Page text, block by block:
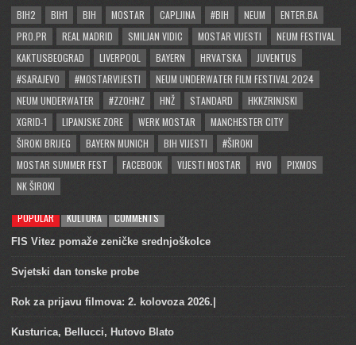
BIH2 BIH1 BIH MOSTAR CAPLJINA #BIH NEUM
ENTER.BA
PRO.PR
REAL MADRID SMILJAN VIDIC MOSTAR VIJESTI
NEUM FESTIVAL
KAKTUSBEOGRAD
LIVERPOOL BAYERN HRVATSKA
JUVENTUS
#SARAJEVO
#MOSTARVIJESTI
NEUM UNDERWATER FILM FESTIVAL 2024
NEUM UNDERWATER
#ZZOHNZ HNŽ STANDARD
HKKZRINJSKI
XGRID-1
LIPANJSKE ZORE WERK MOSTAR
MANCHESTER CITY
ŠIROKI BRIJEG
BAYERN MUNICH BIH VIJESTI
#ŠIROKI
MOSTAR SUMMER FEST
FACEBOOK VIJESTI MOSTAR HVO
PIXMOS
NK ŠIROKI
POPULAR KULTURA COMMENTS
FIS Vitez pomaže zeničke srednjoškolce
Svjetski dan tonske probe
Rok za prijavu filmova: 2. kolovoza 2026.|
Kusturica, Bellucci, Hutovo Blato